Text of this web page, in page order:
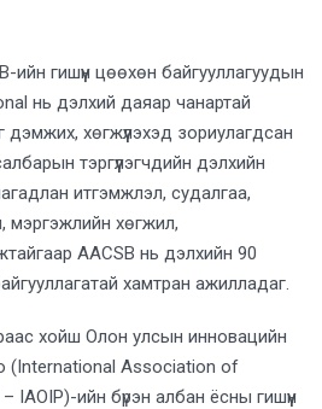
гишүүн цөөхөн байгууллагуудын
нь дэлхий даяар чанартай
хөгжүүлэхэд зориулагдсан
тэргүүлэгчдийн дэлхийн
итгэмжлэл, судалгаа,
мэргэжлийн хөгжил,
AACSB нь дэлхийн 90
хамтран ажилладаг.
хойш Олон улсын инновацийн
(International Association of
ийн бүрэн албан ёсны гишүүн